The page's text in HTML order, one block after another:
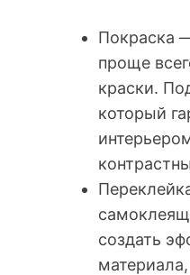
Покраска
проще
краски.
который
создать